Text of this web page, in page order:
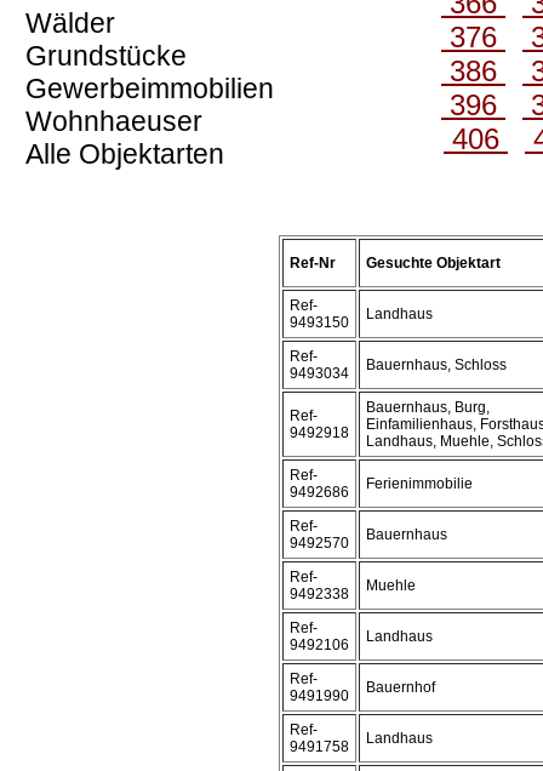
Wälder
Grundstücke
Gewerbeimmobilien
Wohnhaeuser
Alle Objektarten
376
386
396
406
Ref-Nr Gesuchte Objektart
Ref-
9493150
Landhaus
Ref-
9493034
Bauernhaus, Schloss
Ref-
9492918
Bauernhaus, Burg,
Einfamilienhaus,
Landhaus, Muehle,
Ref-
9492686
Ferienimmobilie
Ref-
9492570
Bauernhaus
Ref-
9492338
Muehle
Ref-
9492106
Landhaus
Ref-
9491990
Bauernhof
Ref-
9491758
Landhaus